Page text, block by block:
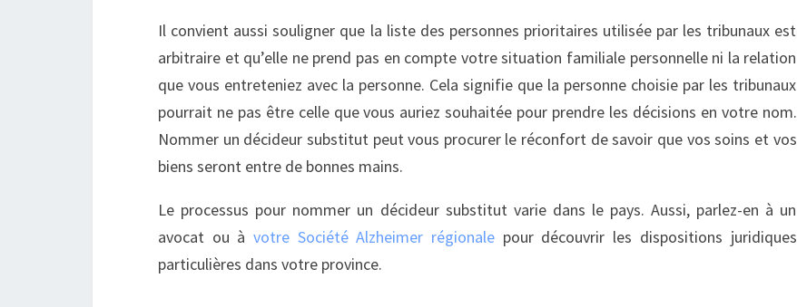
Il convient aussi souligner que la liste des personnes prioritaires utilisée par les tribunaux est
arbitraire et qu’elle ne prend pas en compte votre situation familiale personnelle ni la relation
que vous entreteniez avec la personne. Cela signifie que la personne choisie par les tribunaux
pourrait ne pas être celle que vous auriez souhaitée pour prendre les décisions en votre nom.
Nommer un décideur substitut peut vous procurer le réconfort de savoir que vos soins et vos
biens seront entre de bonnes mains.
Le processus pour nommer un décideur substitut varie dans le pays. Aussi, parlez-en à un
avocat ou àvotre Société Alzheimer régionale pour découvrir les dispositions juridiques
particulières dans votre province.